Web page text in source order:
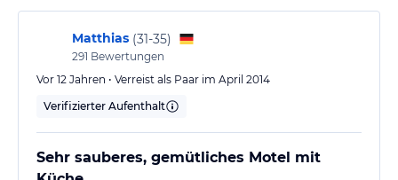
Matthias (31-35)
291 Bewertungen
Vor 12 Jahren • Verreist als Paar im April 2014
Verifizierter Aufenthalt
Sehr sauberes, gemütliches Motel mit